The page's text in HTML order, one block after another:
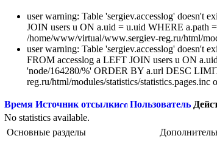
user warning: Table 'sergiev.accesslog'
JOIN users u ON a.uid = u.uid WHERE a.path
/home/www/virtual/www.sergiev-reg.ru/html/
user warning: Table 'sergiev.accesslog' doesn't
FROM accesslog a LEFT JOIN users u ON
'node/164280/%' ORDER BY a.url DESC
reg.ru/html/modules/statistics/statistics.pages.inc
Время Источник отсылки Пользователь
No statistics available.
Основные разделы